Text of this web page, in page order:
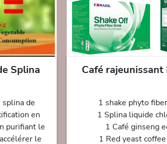
Splina
de
en
purifiant le
le
Café rajeunissant
1 shake phyto
1 Splina liquide
1 Café ginseng
1 Red yeast